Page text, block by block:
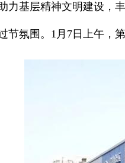
力基层精神文明建设，
节氛围。1月7日上午，